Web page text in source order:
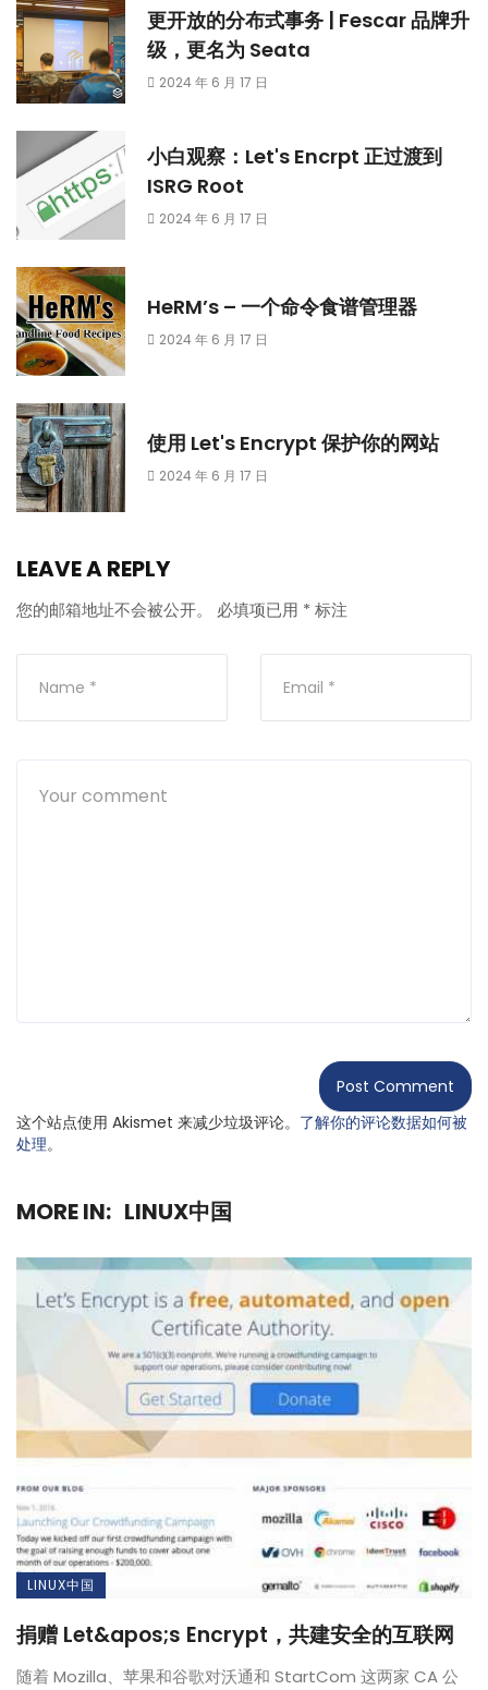
更开放的分布式事务 | Fescar 品牌升
级，更名为 Seata
2024 年 6 月 17 日
小白观察：Let's Encrpt 正过渡到
ISRG Root
2024 年 6 月 17 日
HeRM’s – 一个命令食谱管理器
2024 年 6 月 17 日
使用 Let's Encrypt 保护你的网站
2024 年 6 月 17 日
LEAVE A REPLY
您的邮箱地址不会被公开。 必填项已用 * 标注
这个站点使用 Akismet 来减少垃圾评论。 了解你的评论数据如何被
处理。
MORE IN: LINUX中国
LINUX中国
捐赠 Let&apos;s Encrypt，共建安全的互联网
随着 Mozilla、苹果和谷歌对沃通和 StartCom 这两家 CA 公